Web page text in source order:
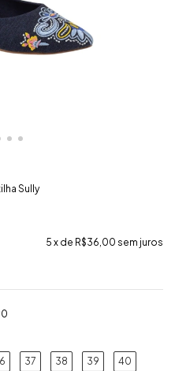
Sully
5 x de R$36,00 sem juros
37 38 39 40